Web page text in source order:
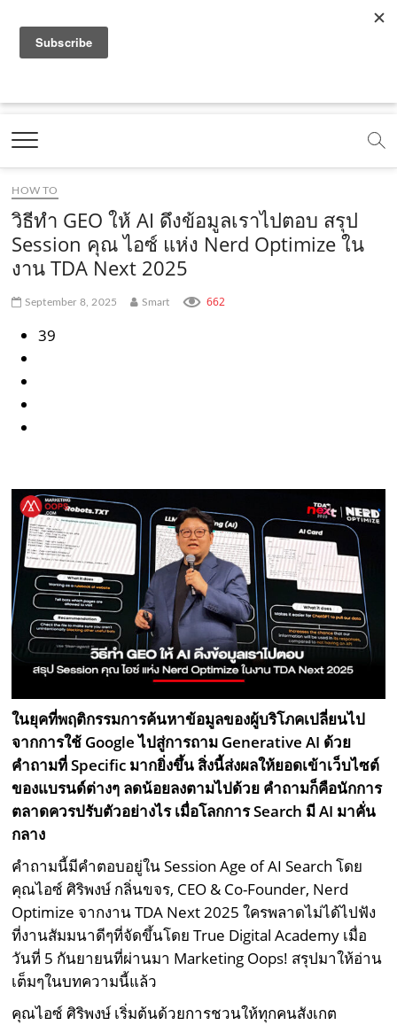
a
e
b
o
o
k
.
c
o
o
t
b
c
o
.
o
e
m
t
g
a
m
.
t
k
c
o
m
Marketing Oops!
DIGITAL | CREATIVE | ADVERTISING | CAMPAIGN |
HOW TO
วิธีทำ GEO ให้ AI ดึงข้อมูลเราไปตอบ สรุป
Session คุณ ไอซ์ แห่ง Nerd Optimize ใน
งาน TDA Next 2025
September 8, 2025 Smart 662
39
ในยุคที่พฤติกรรมการค้นหาข้อมูลของผู้บริโภคเปลี่ยนไป
จากการใช้ Google ไปสู่การถาม Generative AI ด้วย
คำถามที่ Specific มากยิ่งขึ้น สิ่งนี้ส่งผลให้ยอดเข้าเว็บไซต์
ของแบรนด์ต่างๆ ลดน้อยลงตามไปด้วย คำถามก็คือนักการ
ตลาดควรปรับตัวอย่างไร เมื่อโลกการ Search มี AI มาคั่น
กลาง
คำถามนี้มีคำตอบอยู่ใน Session Age of AI Search โดย
คุณไอซ์ ศิริพงษ์ กลิ่นขจร, CEO & Co-Founder, Nerd
Optimize จากงาน TDA Next 2025 ใครพลาดไม่ได้ไปฟัง
ที่งานสัมมนาดีๆที่จัดขึ้นโดย True Digital Academy เมื่อ
วันที่ 5 กันยายนที่ผ่านมา Marketing Oops! สรุปมาให้อ่าน
เต็มๆในบทความนี้แล้ว
คุณไอซ์ ศิริพงษ์ เริ่มต้นด้วยการชวนให้ทุกคนสังเกต